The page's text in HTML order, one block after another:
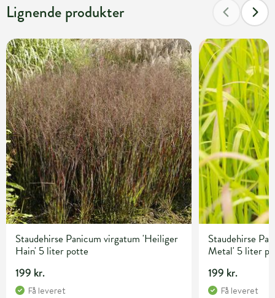
Lignende produkter
Staudehirse Panicum virgatum 'Heiliger
Hain' 5 liter potte
199 kr.
Få leveret
Staudehirse
Metal' 5 liter
199 kr.
Få leveret